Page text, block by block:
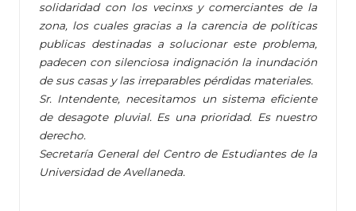
solidaridad con los vecinxs y comerciantes de la
zona, los cuales gracias a la carencia de políticas
publicas destinadas a solucionar este problema,
padecen con silenciosa indignación la inundación
de sus casas y las irreparables pérdidas materiales.
Sr. Intendente, necesitamos un sistema eficiente
de desagote pluvial. Es una prioridad. Es nuestro
derecho.
Secretaría General del Centro de Estudiantes de la
Universidad de Avellaneda.